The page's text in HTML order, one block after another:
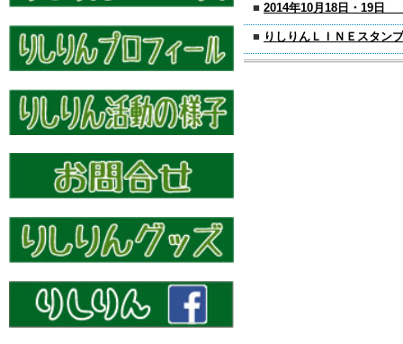
■ 2014年10月18日・19日
■ りしりんＬＩＮＥスタン